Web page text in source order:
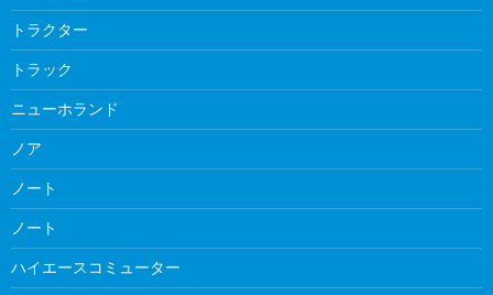
トラクター
トラック
ニューホランド
ノア
ノート
ノート
ハイエースコミューター